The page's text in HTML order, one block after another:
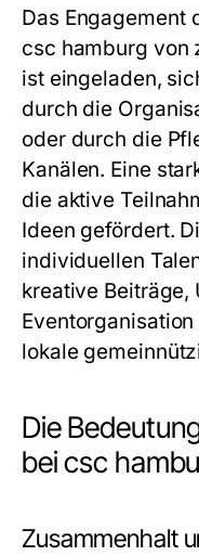
Das Engagement
csc hamburg von
ist eingeladen,
durch die
oder durch die
Kanälen. Eine
die aktive
Ideen gefördert.
individuellen
kreative Beiträge,
lokale
Die
bei csc
Zusammenhalt